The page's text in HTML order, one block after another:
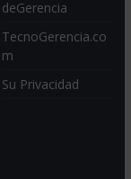
deGerencia
TecnoGerencia.co
m
Su Privacidad